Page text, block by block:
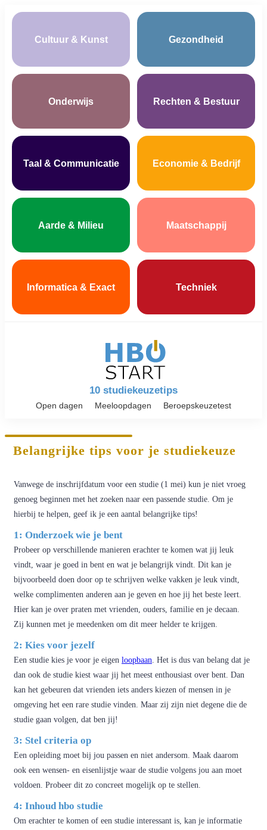
Cultuur & Kunst Gezondheid
Onderwijs Rechten & Bestuur
Taal & Communicatie Economie & Bedrijf
Aarde & Milieu Maatschappij
Informatica & Exact Techniek
10 studiekeuzetips
Open dagen Meeloopdagen Beroepskeuzetest
Belangrijke tips voor je studiekeuze
Vanwege de inschrijfdatum voor een studie (1 mei) kun je niet vroeg
genoeg beginnen met het zoeken naar een passende studie. Om je
hierbij te helpen, geef ik je een aantal belangrijke tips!
1: Onderzoek wie je bent
Probeer op verschillende manieren erachter te komen wat jij leuk
vindt, waar je goed in bent en wat je belangrijk vindt. Dit kan je
bijvoorbeeld doen door op te schrijven welke vakken je leuk vindt,
welke complimenten anderen aan je geven en hoe jij het beste leert.
Hier kan je over praten met vrienden, ouders, familie en je decaan.
Zij kunnen met je meedenken om dit meer helder te krijgen.
2: Kies voor jezelf
Een studie kies je voor je eigen loopbaan . Het is dus van belang dat je
dan ook de studie kiest waar jij het meest enthousiast over bent. Dan
kan het gebeuren dat vrienden iets anders kiezen of mensen in je
omgeving het een rare studie vinden. Maar zij zijn niet degene die de
studie gaan volgen, dat ben jij!
3: Stel criteria op
Een opleiding moet bij jou passen en niet andersom. Maak daarom
ook een wensen- en eisenlijstje waar de studie volgens jou aan moet
voldoen. Probeer dit zo concreet mogelijk op te stellen.
4: Inhoud hbo studie
Om erachter te komen of een studie interessant is, kan je informatie